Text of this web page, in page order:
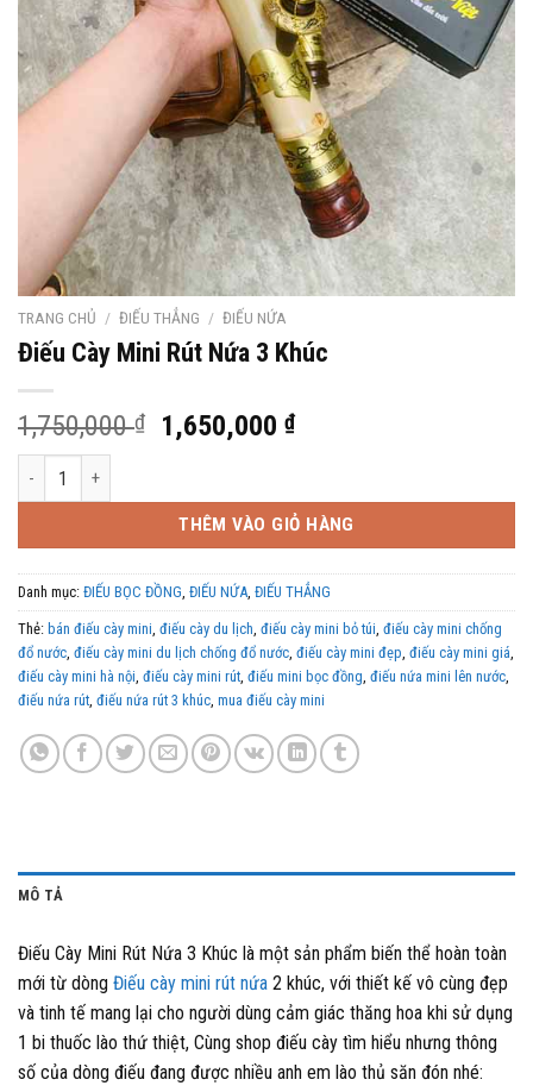
TRANG CHỦ / ĐIẾU THẲNG / ĐIẾU NỨA
Điếu Cày Mini Rút Nứa 3 Khúc
1,750,000₫
Giá
1,750,000 ₫.
1,650,000₫Giá
là:
1,650,000 ₫.
Điếu Cày Mini Rút Nứa 3 Khúc số lượng
THÊM VÀO GIỎ HÀNG
Danh mục: ĐIẾU BỌC ĐỒNG, ĐIẾU NỨA, ĐIẾU THẲNG
Thẻ: bán điếu cày mini, điếu cày du lịch, điếu cày mini bỏ túi, điếu cày mini chống
đổ nước, điếu cày mini du lịch chống đổ nước, điếu cày mini đẹp, điếu cày mini giá,
điếu cày mini hà nội, điếu cày mini rút, điếu mini bọc đồng, điếu nứa mini lên nước,
điếu nứa rút, điếu nứa rút 3 khúc, mua điếu cày mini
MÔ TẢ
Điếu Cày Mini Rút Nứa 3 Khúc là một sản phẩm biến thể hoàn toàn
mới từ dòng Điếu cày mini rút nứa 2 khúc, với thiết kế vô cùng đẹp
và tinh tế mang lại cho người dùng cảm giác thăng hoa khi sử dụng
1 bi thuốc lào thứ thiệt, Cùng shop điếu cày tìm hiểu nhưng thông
số của dòng điếu đang được nhiều anh em lào thủ săn đón nhé: